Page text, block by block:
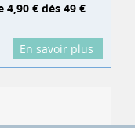
€ dès 49 €
En savoir plus